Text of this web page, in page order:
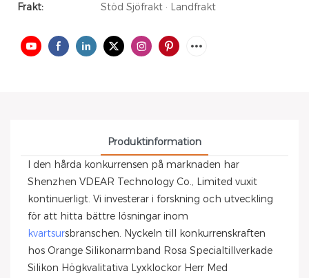
Frakt:
Stöd Sjöfrakt · Landfrakt
Produktinformation
I den hårda konkurrensen på marknaden har
Shenzhen VDEAR Technology Co., Limited vuxit
kontinuerligt. Vi investerar i forskning och utveckling
för att hitta bättre lösningar inom
kvartsursbranschen. Nyckeln till konkurrenskraften
hos Orange Silikonarmband Rosa Specialtillverkade
Silikon Högkvalitativa Lyxklockor Herr Med